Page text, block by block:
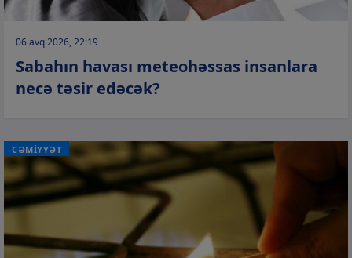
06 avq 2026, 22:19
Sabahın havası meteohəssas insanlara
necə təsir edəcək?
CƏMİYYƏT